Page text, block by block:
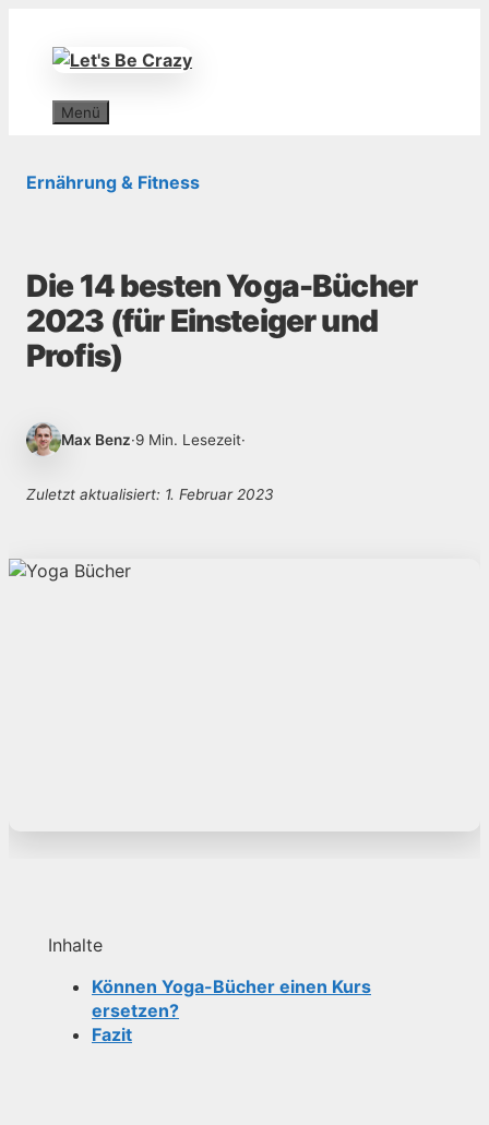
Inhalt
springen
Menü
Ernährung & Fitness
Die 14 besten Yoga-Bücher
2023 (für Einsteiger und
Profis)
Max Benz·9 Min. Lesezeit·
Zuletzt aktualisiert: 1. Februar 2023
Inhalte
Können Yoga-Bücher einen Kurs
ersetzen?
Fazit